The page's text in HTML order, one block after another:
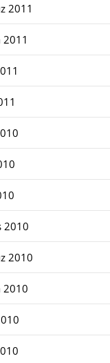
2011
2011
2010
2010
2010